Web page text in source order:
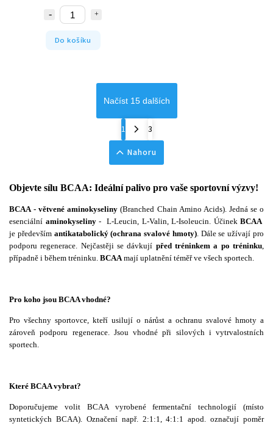
Do košíku
Načíst 15 dalších
1
3
Nahoru
Objevte sílu BCAA: Ideální palivo pro vaše sportovní výzvy!
BCAA - větvené aminokyseliny (Branched Chain Amino Acids). Jedná se o
esenciální aminokyseliny- L-Leucin, L-Valin, L-Isoleucin. Účinek BCAA
je především antikatabolický (ochrana svalové hmoty). Dále se užívají pro
podporu regenerace. Nejčastěji se dávkují před tréninkem a po tréninku,
případně i během tréninku. BCAAmají uplatnění téměř ve všech sportech.
Pro koho jsou BCAA vhodné?
Pro všechny sportovce, kteří usilují o nárůst a ochranu svalové hmoty a
zároveň podporu regenerace. Jsou vhodné při silových i vytrvalostních
sportech.
Které BCAA vybrat?
Doporučujeme volit BCAA vyrobené fermentační technologií (místo
syntetických BCAA). Označení např. 2:1:1, 4:1:1 apod. označují poměr